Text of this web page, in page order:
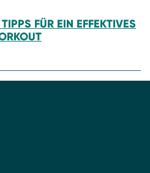
FÜR EIN EFFEKTIVES